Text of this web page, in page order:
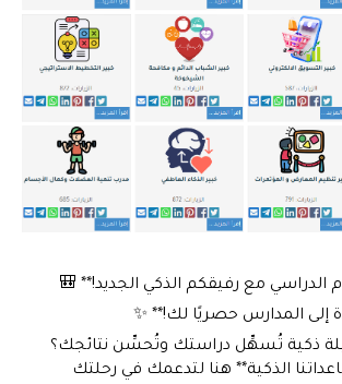
الدراسي مع رفيقكم الذكي الجديد!** 🎒
إلى المدارس حصريًا لك!** ✨
ذكية تُسهِّل دراستك وتُحسِّن نتائجك؟
الذكية** هنا لتدعمك في رحلتك